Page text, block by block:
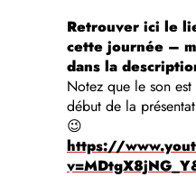
Retrouver ici le
cette journée –
dans la
Notez que le son
début de la
😉
https://